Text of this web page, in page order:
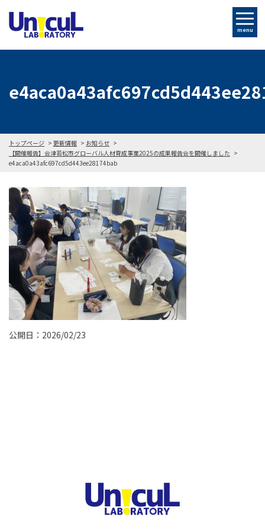
menu
トップページ 更新情報
お知らせ
【開催報告】会津若松市グローバル人材育成事業2025の成果報告会を開催しました
e4aca0a43afc697cd5d443ee28174bab
公開日：2026/02/23